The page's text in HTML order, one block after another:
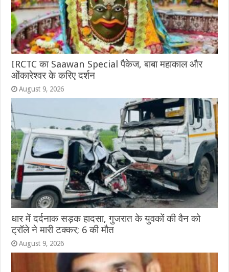
IRCTC का Saawan Special पैकेज, बाबा महाकाल और
ओंकारेश्वर के करिए दर्शन
August 9, 2026
धार में दर्दनाक सड़क हादसा, गुजरात के युवकों की वैन को
ट्रॉले ने मारी टक्कर; 6 की मौत
August 9, 2026